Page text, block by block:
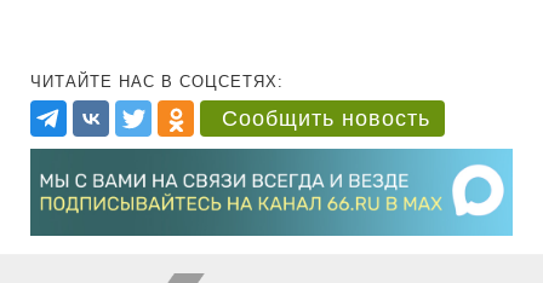
ЧИТАЙТЕ НАС В СОЦСЕТЯХ:
Сообщить новость